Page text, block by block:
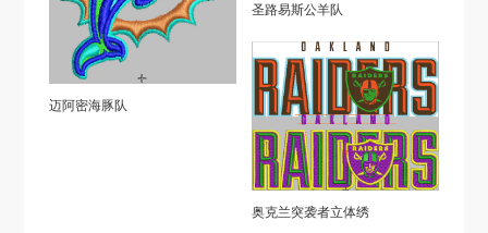
迈阿密海豚队
圣路易斯公羊队
奥克兰突袭者立体绣